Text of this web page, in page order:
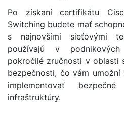
Po získaní certifikátu
Switching budete mať
s najnovšími sieťovými
používajú v
pokročilé zručnosti v oblasti
bezpečnosti, čo vám
implementovať
infraštruktúry.